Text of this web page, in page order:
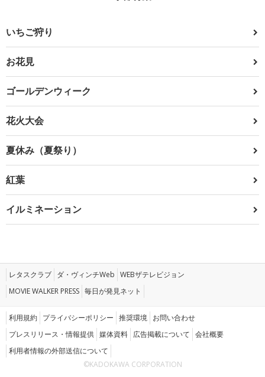
いちご狩り
お花見
ゴールデンウィーク
花火大会
夏休み（夏祭り）
紅葉
イルミネーション
レタスクラブ ダ・ヴィンチWeb WEBザテレビジョン
MOVIE WALKER PRESS 毎日が発見ネット
利用規約 プライバシーポリシー 推奨環境 お問い合わせ
プレスリリース・情報提供 媒体資料 広告掲載について 会社概要
利用者情報の外部送信について
©KADOKAWA CORPORATION